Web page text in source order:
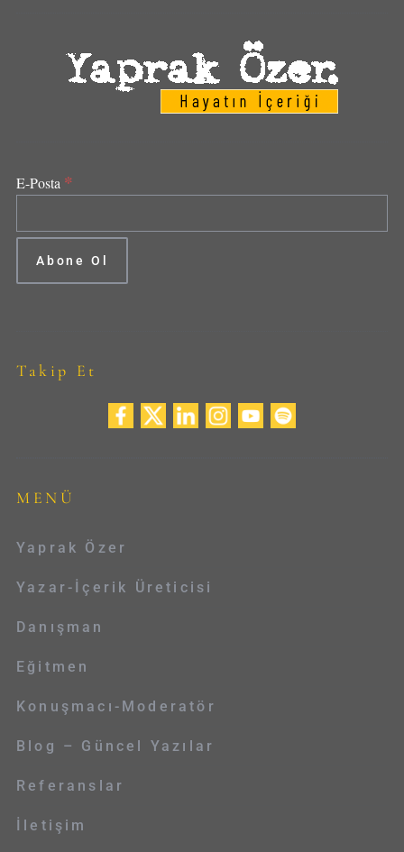
E-Posta *
Takip Et
MENÜ
Yaprak Özer
Yazar-İçerik Üreticisi
Danışman
Eğitmen
Konuşmacı-Moderatör
Blog – Güncel Yazılar
Referanslar
İletişim